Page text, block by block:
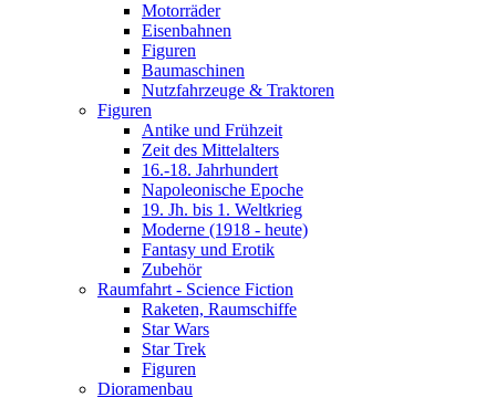
Motorräder
Eisenbahnen
Figuren
Baumaschinen
Nutzfahrzeuge & Traktoren
Figuren
Antike und Frühzeit
Zeit des Mittelalters
16.-18. Jahrhundert
Napoleonische Epoche
19. Jh. bis 1. Weltkrieg
Moderne (1918 - heute)
Fantasy und Erotik
Zubehör
Raumfahrt - Science Fiction
Raketen, Raumschiffe
Star Wars
Star Trek
Figuren
Dioramenbau